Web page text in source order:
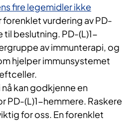
fire legemidler ikke
forenklet vurdering av PD-
til beslutning. PD-(L)1-
av immunterapi, og
hjelper immunsystemet
nå kan godkjenne en
PD-(L)1-hemmere. Raskere
for oss. En forenklet